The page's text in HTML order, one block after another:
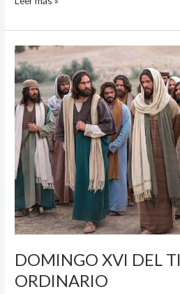
DOMINGO XVI DEL
ORDINARIO
DOMINGO
XVI
DEL
TIEMPO
ORDINARIO